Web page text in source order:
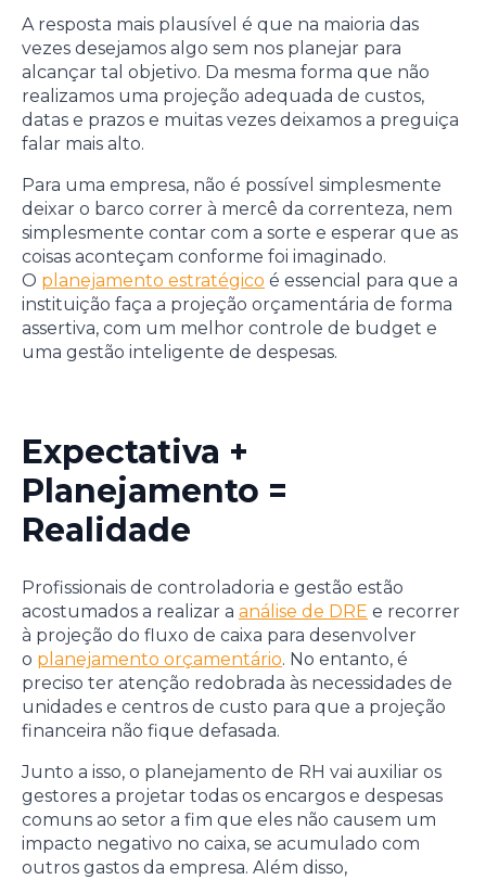
A resposta mais plausível é que na maioria das
vezes desejamos algo sem nos planejar para
alcançar tal objetivo. Da mesma forma que não
realizamos uma projeção adequada de custos,
datas e prazos e muitas vezes deixamos a preguiça
falar mais alto.
Para uma empresa, não é possível simplesmente
deixar o barco correr à mercê da correnteza, nem
simplesmente contar com a sorte e esperar que as
coisas aconteçam conforme foi imaginado.
O planejamento estratégico é essencial para que a
instituição faça a projeção orçamentária de forma
assertiva, com um melhor controle de budget e
uma gestão inteligente de despesas.
Expectativa +
Planejamento =
Realidade
Profissionais de controladoria e gestão estão
acostumados a realizar a análise de DRE e recorrer
à projeção do fluxo de caixa para desenvolver
o planejamento orçamentário. No entanto, é
preciso ter atenção redobrada às necessidades de
unidades e centros de custo para que a projeção
financeira não fique defasada.
Junto a isso, o planejamento de RH vai auxiliar os
gestores a projetar todas os encargos e despesas
comuns ao setor a fim que eles não causem um
impacto negativo no caixa, se acumulado com
outros gastos da empresa. Além disso,